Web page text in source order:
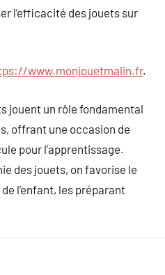
l’efficacité des jouets sur
www.monjouetmalin.fr.
jouent un rôle fondamental
offrant une occasion de
pour l’apprentissage.
des jouets, on favorise le
l’enfant, les préparant